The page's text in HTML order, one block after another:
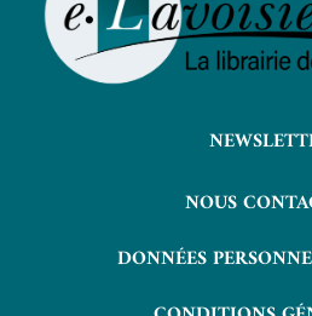
NOUS
DONNÉES